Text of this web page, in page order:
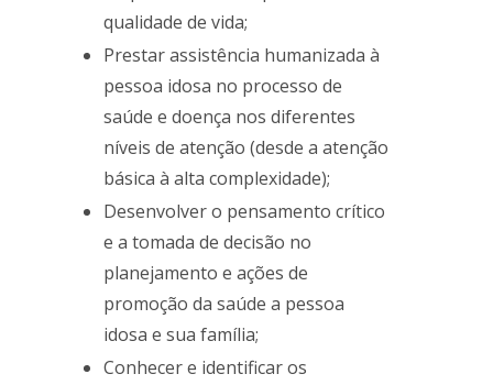
qualidade de vida;
Prestar assistência humanizada à
pessoa idosa no processo de
saúde e doença nos diferentes
níveis de atenção (desde a atenção
básica à alta complexidade);
Desenvolver o pensamento crítico
e a tomada de decisão no
planejamento e ações de
promoção da saúde a pessoa
idosa e sua família;
Conhecer e identificar os